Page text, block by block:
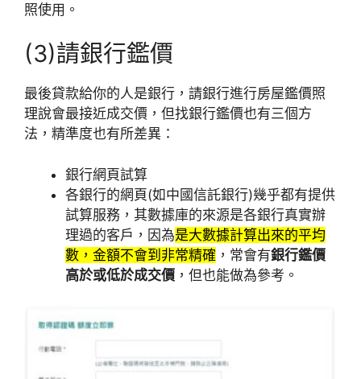
照使用。
(3)請銀行鑑價
最後貸款給你的人是銀行，請銀行進行房屋鑑價照
理說會最接近成交價，但找銀行鑑價也有三個方
法，精準度也有所差異：
銀行網頁試算
各銀行的網頁(如中國信託銀行)幾乎都有提供
試算服務，其數據庫的來源是各銀行真實辦
理過的客戶，因為是大數據計算出來的平均
數，金額不會到非常精確 ，常會有銀行鑑價
高於或低於成交價 ，但也能做為參考。